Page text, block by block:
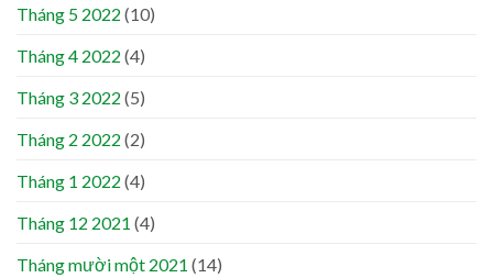
Tháng 5 2022 (10)
Tháng 4 2022 (4)
Tháng 3 2022 (5)
Tháng 2 2022 (2)
Tháng 1 2022 (4)
Tháng 12 2021 (4)
Tháng mười một 2021 (14)